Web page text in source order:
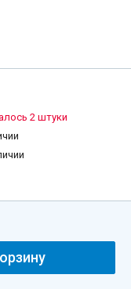
2 штуки